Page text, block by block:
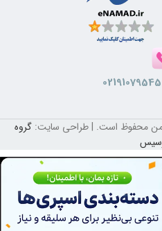
02191079545
محفوظ است. | طراحی سایت:گروه